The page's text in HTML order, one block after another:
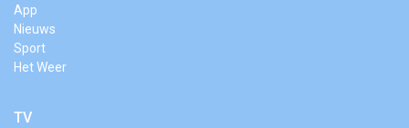
App
Nieuws
Sport
Het Weer
TV